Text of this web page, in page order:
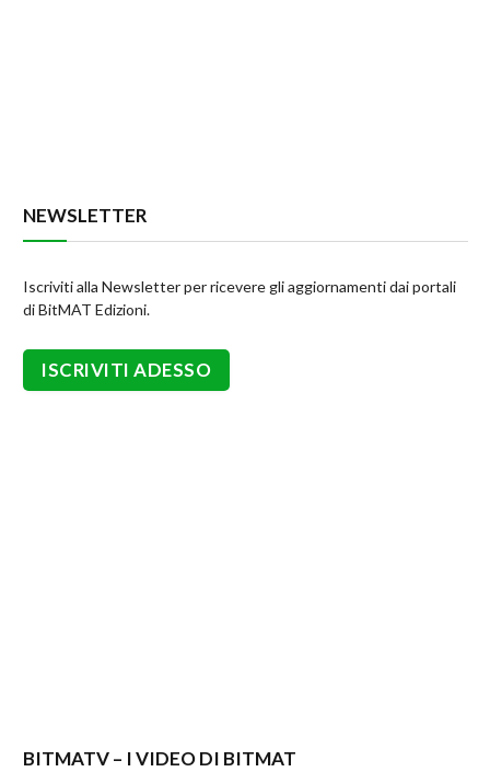
NEWSLETTER
Iscriviti alla Newsletter per ricevere gli aggiornamenti dai portali
di BitMAT Edizioni.
BITMATV – I VIDEO DI BITMAT